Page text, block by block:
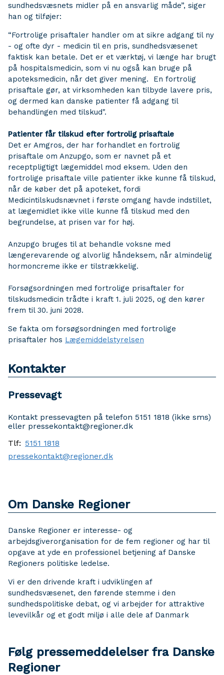
sundhedsvæsnets midler på en ansvarlig måde”, siger
han og tilføjer:
“Fortrolige prisaftaler handler om at sikre adgang til ny
- og ofte dyr - medicin til en pris, sundhedsvæsenet
faktisk kan betale. Det er et værktøj, vi længe har brugt
på hospitalsmedicin, som vi nu også kan bruge på
apoteksmedicin, når det giver mening. En fortrolig
prisaftale gør, at virksomheden kan tilbyde lavere pris,
og dermed kan danske patienter få adgang til
behandlingen med tilskud".
Patienter får tilskud efter fortrolig prisaftale
Det er Amgros, der har forhandlet en fortrolig
prisaftale om Anzupgo, som er navnet på et
receptpligtigt lægemiddel mod eksem. Uden den
fortrolige prisaftale ville patienter ikke kunne få tilskud,
når de køber det på apoteket, fordi
Medicintilskudsnævnet i første omgang havde indstillet,
at lægemidlet ikke ville kunne få tilskud med den
begrundelse, at prisen var for høj.
Anzupgo bruges til at behandle voksne med
længerevarende og alvorlig håndeksem, når almindelig
hormoncreme ikke er tilstrækkelig.
Forsøgsordningen med fortrolige prisaftaler for
tilskudsmedicin trådte i kraft 1. juli 2025, og den kører
frem til 30. juni 2028.
Se fakta om forsøgsordningen med fortrolige
prisaftaler hos Lægemiddelstyrelsen
Kontakter
Pressevagt
Kontakt pressevagten på telefon 5151 1818 (ikke sms)
eller pressekontakt@regioner.dk
Tlf: 5151 1818
pressekontakt@regioner.dk
Om Danske Regioner
Danske Regioner er interesse- og
arbejdsgiverorganisation for de fem regioner og har til
opgave at yde en professionel betjening af Danske
Regioners politiske ledelse.
Vi er den drivende kraft i udviklingen af
sundhedsvæsenet, den førende stemme i den
sundhedspolitiske debat, og vi arbejder for attraktive
levevilkår og et godt miljø i alle dele af Danmark
Følg pressemeddelelser fra Danske
Regioner